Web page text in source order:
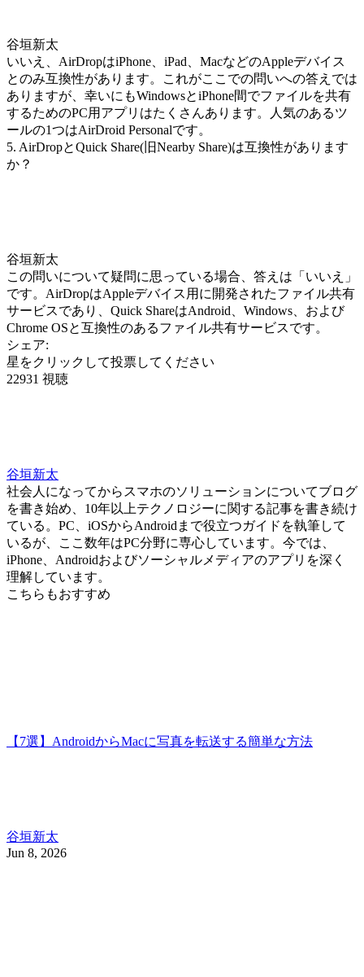
谷垣新太
いいえ、AirDropはiPhone、iPad、MacなどのAppleデバイス
とのみ互換性があります。これがここでの問いへの答えでは
ありますが、幸いにもWindowsとiPhone間でファイルを共有
するためのPC用アプリはたくさんあります。人気のあるツ
ールの1つはAirDroid Personalです。
5. AirDropとQuick Share(旧Nearby Share)は互換性があります
か？
谷垣新太
この問いについて疑問に思っている場合、答えは「いいえ」
です。AirDropはAppleデバイス用に開発されたファイル共有
サービスであり、Quick ShareはAndroid、Windows、および
Chrome OSと互換性のあるファイル共有サービスです。
シェア:
星をクリックして投票してください
22931 視聴
谷垣新太
社会人になってからスマホのソリューションについてブログ
を書き始め、10年以上テクノロジーに関する記事を書き続け
ている。PC、iOSからAndroidまで役立つガイドを執筆して
いるが、ここ数年はPC分野に専心しています。今では、
iPhone、Androidおよびソーシャルメディアのアプリを深く
理解しています。
こちらもおすすめ
【7選】AndroidからMacに写真を転送する簡単な方法
谷垣新太
Jun 8, 2026